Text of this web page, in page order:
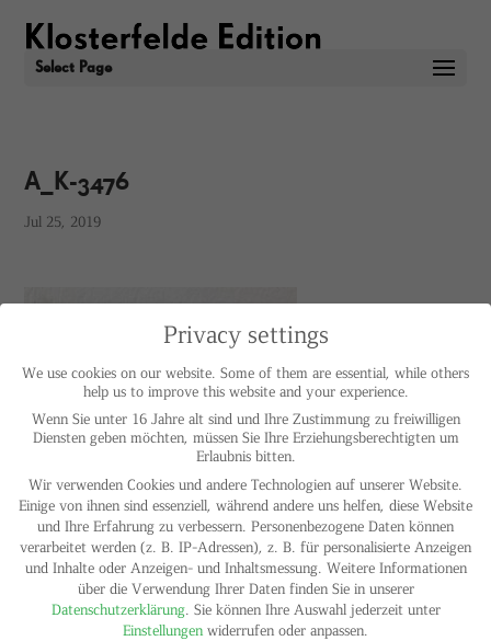
Select Page
A_K-3476
Jul 25, 2019
Privacy settings
We use cookies on our website. Some of them are essential, while others
help us to improve this website and your experience.
Wenn Sie unter 16 Jahre alt sind und Ihre Zustimmung zu freiwilligen
Diensten geben möchten, müssen Sie Ihre Erziehungsberechtigten um
Erlaubnis bitten.
Wir verwenden Cookies und andere Technologien auf unserer Website.
Einige von ihnen sind essenziell, während andere uns helfen, diese Website
und Ihre Erfahrung zu verbessern. Personenbezogene Daten können
verarbeitet werden (z. B. IP-Adressen), z. B. für personalisierte Anzeigen
und Inhalte oder Anzeigen- und Inhaltsmessung. Weitere Informationen
über die Verwendung Ihrer Daten finden Sie in unserer
Datenschutzerklärung. Sie können Ihre Auswahl jederzeit unter
Einstellungen widerrufen oder anpassen.